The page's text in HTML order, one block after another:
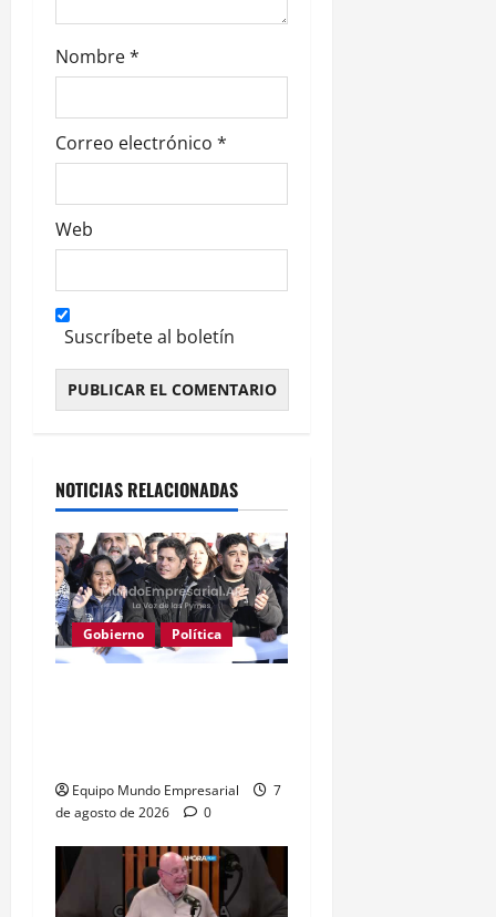
s
Nombre*
Correo electrónico *
Web
Suscríbete al boletín
NOTICIAS RELACIONADAS
Gobierno Política
Equipo Mundo Empresarial
7
de agosto de 2026
0